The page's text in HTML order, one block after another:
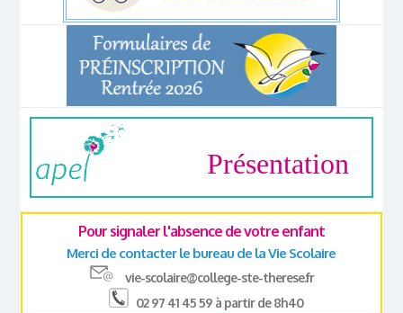
Présentation
Pour signaler l'absence de votre enfant
Merci de contacter le bureau de la Vie Scolaire
vie-scolaire@college-ste-therese.fr
02 97 41 45 59 à partir de 8h40